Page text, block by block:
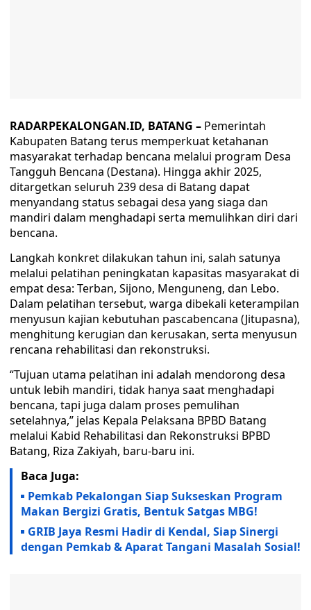
RADARPEKALONGAN.ID, BATANG – Pemerintah
Kabupaten Batang terus memperkuat ketahanan
masyarakat terhadap bencana melalui program Desa
Tangguh Bencana (Destana). Hingga akhir 2025,
ditargetkan seluruh 239 desa di Batang dapat
menyandang status sebagai desa yang siaga dan
mandiri dalam menghadapi serta memulihkan diri dari
bencana.
Langkah konkret dilakukan tahun ini, salah satunya
melalui pelatihan peningkatan kapasitas masyarakat di
empat desa: Terban, Sijono, Menguneng, dan Lebo.
Dalam pelatihan tersebut, warga dibekali keterampilan
menyusun kajian kebutuhan pascabencana (Jitupasna),
menghitung kerugian dan kerusakan, serta menyusun
rencana rehabilitasi dan rekonstruksi.
“Tujuan utama pelatihan ini adalah mendorong desa
untuk lebih mandiri, tidak hanya saat menghadapi
bencana, tapi juga dalam proses pemulihan
setelahnya,” jelas Kepala Pelaksana BPBD Batang
melalui Kabid Rehabilitasi dan Rekonstruksi BPBD
Batang, Riza Zakiyah, baru-baru ini.
Baca Juga:
Pemkab Pekalongan Siap Sukseskan Program
Makan Bergizi Gratis, Bentuk Satgas MBG!
GRIB Jaya Resmi Hadir di Kendal, Siap Sinergi
dengan Pemkab & Aparat Tangani Masalah Sosial!